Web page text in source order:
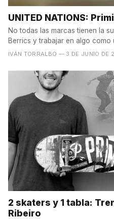
UNITED NATIONS:
No todas las marcas tienen la
Berrics y trabajar en algo como
IVÁN TORRALBO — 3 DE JUNIO DE
2 skaters y 1 tabla:
Ribeiro